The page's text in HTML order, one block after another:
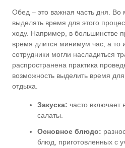
Обед – это важная часть дня. Во
выделять время для этого
ходу. Например, в большинстве
время длится минимум час, а то
сотрудники могли насладиться
распространена практика
возможность выделить время
отдыха.
Закуска: часто включает
салаты.
Основное блюдо:
блюд, приготовленных с